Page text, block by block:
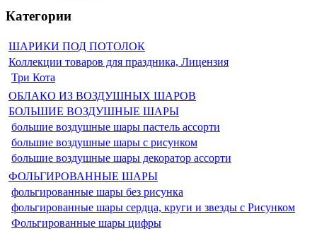
Категории
ШАРИКИ ПОД ПОТОЛОК
Коллекции товаров для праздника, Лицензия
Три Кота
ОБЛАКО ИЗ ВОЗДУШНЫХ ШАРОВ
БОЛЬШИЕ ВОЗДУШНЫЕ ШАРЫ
большие воздушные шары пастель ассорти
большие воздушные шары с рисунком
большие воздушные шары декоратор ассорти
ФОЛЬГИРОВАННЫЕ ШАРЫ
фольгированные шары без рисунка
фольгированные шары сердца, круги и звезды с Рисунком
Фольгированные шары цифры